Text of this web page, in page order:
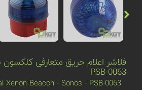
PSB-0063
Xenon Beacon - Sonos - PSB-0063